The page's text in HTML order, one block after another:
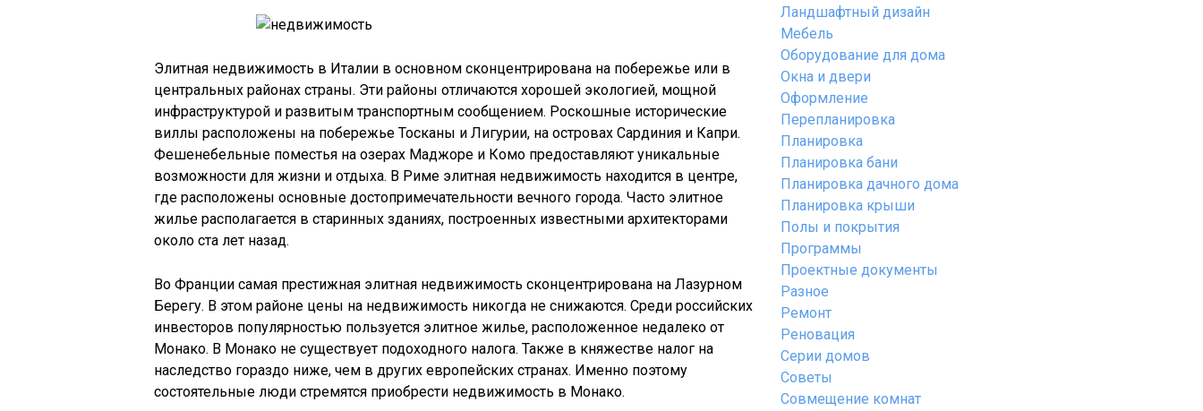
Элитная недвижимость в Италии в основном сконцентрирована на побережье или в
центральных районах страны. Эти районы отличаются хорошей экологией, мощной
инфраструктурой и развитым транспортным сообщением. Роскошные исторические
виллы расположены на побережье Тосканы и Лигурии, на островах Сардиния и Капри.
Фешенебельные поместья на озерах Маджоре и Комо предоставляют уникальные
возможности для жизни и отдыха. В Риме элитная недвижимость находится в центре,
где расположены основные достопримечательности вечного города. Часто элитное
жилье располагается в старинных зданиях, построенных известными архитекторами
около ста лет назад.
Во Франции самая престижная элитная недвижимость сконцентрирована на Лазурном
Берегу. В этом районе цены на недвижимость никогда не снижаются. Среди российских
инвесторов популярностью пользуется элитное жилье, расположенное недалеко от
Монако. В Монако не существует подоходного налога. Также в княжестве налог на
наследство гораздо ниже, чем в других европейских странах. Именно поэтому
состоятельные люди стремятся приобрести недвижимость в Монако.
Ландшафтный дизайн
Мебель
Оборудование для дома
Окна и двери
Оформление
Перепланировка
Планировка
Планировка бани
Планировка дачного дома
Планировка крыши
Полы и покрытия
Программы
Проектные документы
Разное
Ремонт
Реновация
Серии домов
Советы
Совмещение комнат